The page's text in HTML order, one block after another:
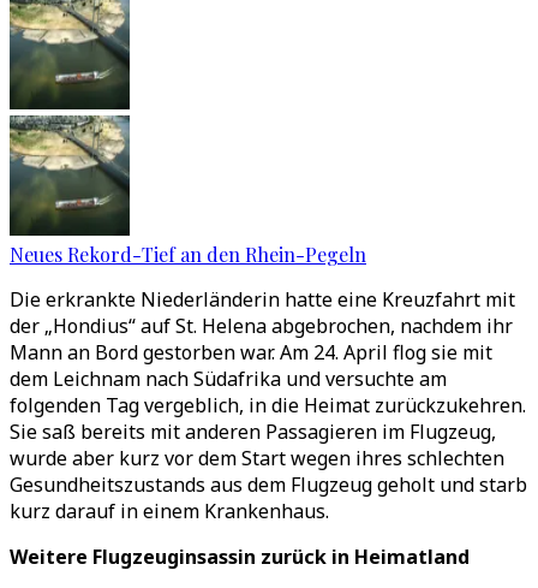
Neues Rekord-Tief an den Rhein-Pegeln
Die erkrankte Niederländerin hatte eine Kreuzfahrt mit
der „Hondius“ auf St. Helena abgebrochen, nachdem ihr
Mann an Bord gestorben war. Am 24. April flog sie mit
dem Leichnam nach Südafrika und versuchte am
folgenden Tag vergeblich, in die Heimat zurückzukehren.
Sie saß bereits mit anderen Passagieren im Flugzeug,
wurde aber kurz vor dem Start wegen ihres schlechten
Gesundheitszustands aus dem Flugzeug geholt und starb
kurz darauf in einem Krankenhaus.
Weitere Flugzeuginsassin zurück in Heimatland